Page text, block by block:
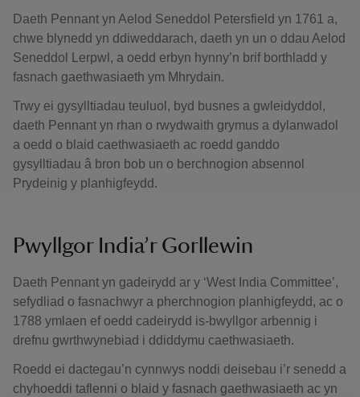
Daeth Pennant yn Aelod Seneddol Petersfield yn 1761 a,
chwe blynedd yn ddiweddarach, daeth yn un o ddau Aelod
Seneddol Lerpwl, a oedd erbyn hynny’n brif borthladd y
fasnach gaethwasiaeth ym Mhrydain.
Trwy ei gysylltiadau teuluol, byd busnes a gwleidyddol,
daeth Pennant yn rhan o rwydwaith grymus a dylanwadol
a oedd o blaid caethwasiaeth ac roedd ganddo
gysylltiadau â bron bob un o berchnogion absennol
Prydeinig y planhigfeydd.
Pwyllgor India’r Gorllewin
Daeth Pennant yn gadeirydd ar y ‘West India Committee’,
sefydliad o fasnachwyr a pherchnogion planhigfeydd, ac o
1788 ymlaen ef oedd cadeirydd is-bwyllgor arbennig i
drefnu gwrthwynebiad i ddiddymu caethwasiaeth.
Roedd ei dactegau’n cynnwys noddi deisebau i’r senedd a
chyhoeddi taflenni o blaid y fasnach gaethwasiaeth ac yn